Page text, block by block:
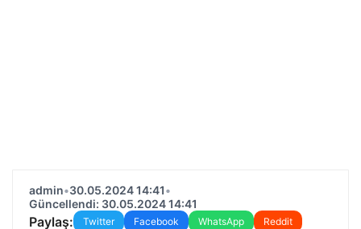
admin•30.05.2024 14:41•
Güncellendi: 30.05.2024 14:41
Paylaş: Twitter Facebook WhatsApp
Reddit